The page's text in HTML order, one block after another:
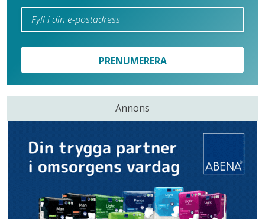
PRENUMERERA
Annons